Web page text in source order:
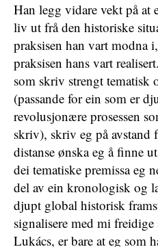
Han legg vidare vekt på at
liv ut frå den historiske
praksisen han vart modna
praksisen hans vart
som skriv strengt
(passande for ein som er
revolusjonære prosessen
skriv), skriv eg på
distanse ønska eg å finne
dei tematiske premissa eg
del av ein kronologisk og
djupt global historisk
signalisere med mi
Lukács, er bare at eg som